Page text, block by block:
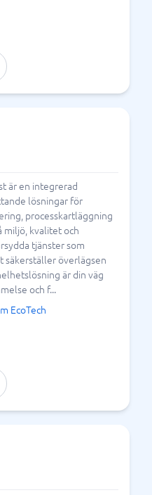
är en integrerad
lösningar för
processkartläggning
miljö, kvalitet och
tjänster som
säkerställer överlägsen
är din väg
och f...
EcoTech